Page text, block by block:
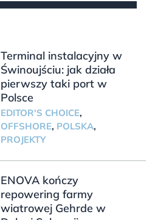
Terminal instalacyjny w
Świnoujściu: jak działa
pierwszy taki port w
Polsce
EDITOR'S CHOICE,
OFFSHORE, POLSKA,
PROJEKTY
ENOVA kończy
repowering farmy
wiatrowej Gehrde w